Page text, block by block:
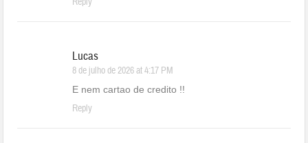
Lucas
8 de julho de 2026 at 4:17 PM
E nem cartao de credito !!
Reply